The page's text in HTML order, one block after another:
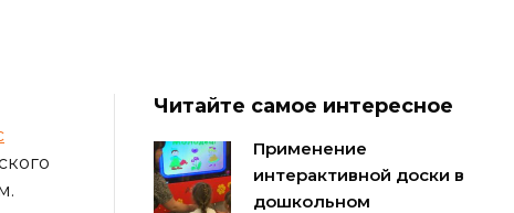
Читайте самое интересное
Применение
интерактивной доски в
дошкольном